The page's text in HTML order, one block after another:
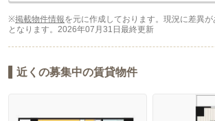
※掲載物件情報を元に作成しております。現況に差異
となります。 2026年07月31日最終更新
近くの募集中の賃貸物件